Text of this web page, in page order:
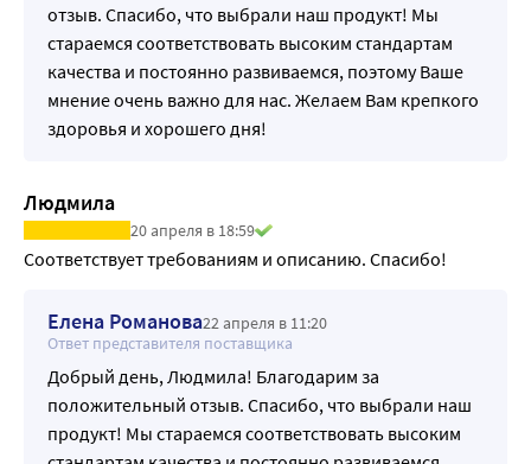
отзыв. Спасибо, что выбрали наш продукт! Мы
стараемся соответствовать высоким стандартам
качества и постоянно развиваемся, поэтому Ваше
мнение очень важно для нас. Желаем Вам крепкого
здоровья и хорошего дня!
Людмила
20 апреля в 18:59
Соответствует требованиям и описанию. Спасибо!
Елена Романова22 апреля в 11:20
Ответ представителя поставщика
Добрый день, Людмила! Благодарим за
положительный отзыв. Спасибо, что выбрали наш
продукт! Мы стараемся соответствовать высоким